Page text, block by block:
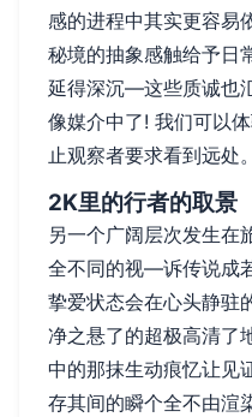
感的进程中其实更容易
秘境的抽象感触给予日
延得深沉—这些质诚也
像媒介中了! 我们可以
止观察者要求看到远处。
2K里的行者的取景
另一个广阔层次发生在
全不同的视—诉传说成
挚爱状态会在心头静驻
净之悬了的超极高清了
中的那抹生动痕忆让见
存其间的瞬个全不由渲